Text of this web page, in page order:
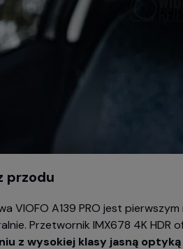
przodu
VIOFO A139 PRO jest
Przetwornik IMX678 4K HDR
z wysokiej klasy jasną